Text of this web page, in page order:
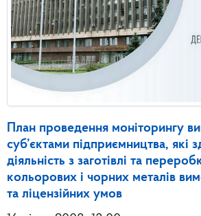
План проведення моніторингу
суб’єктами підприємництва, які
діяльність з заготівлі та
кольорових і чорних металів
та ліцензійних умов